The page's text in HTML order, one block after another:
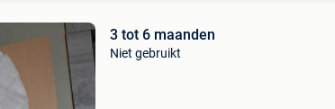
3 tot 6 maanden
Niet gebruikt